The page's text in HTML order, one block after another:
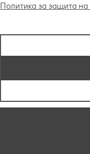
Политика за защита